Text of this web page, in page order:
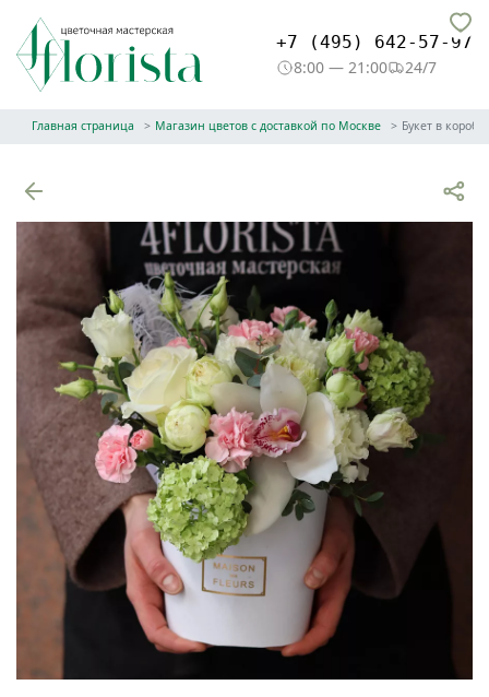
+7 (495) 642-57-97
8:00 — 21:00
24/7
Главная страница Магазин цветов с доставкой по Москве Букет в